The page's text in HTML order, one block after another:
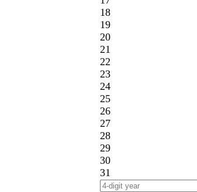
18
19
20
21
22
23
24
25
26
27
28
29
30
31